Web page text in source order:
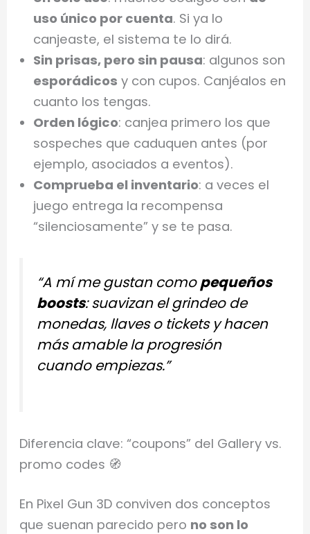
uso único por cuenta. Si ya lo
canjeaste, el sistema te lo dirá.
Sin prisas, pero sin pausa: algunos son
esporádicos y con cupos. Canjéalos en
cuanto los tengas.
Orden lógico: canjea primero los que
sospeches que caduquen antes (por
ejemplo, asociados a eventos).
Comprueba el inventario: a veces el
juego entrega la recompensa
“silenciosamente” y se te pasa.
“A mí me gustan comopequeños
boosts: suavizan el grindeo de
monedas, llaves o tickets y hacen
más amable la progresión
cuando empiezas.”
Diferencia clave: “coupons” del Gallery vs.
promo codes 🧭
En Pixel Gun 3D conviven dos conceptos
que suenan parecido pero no son lo